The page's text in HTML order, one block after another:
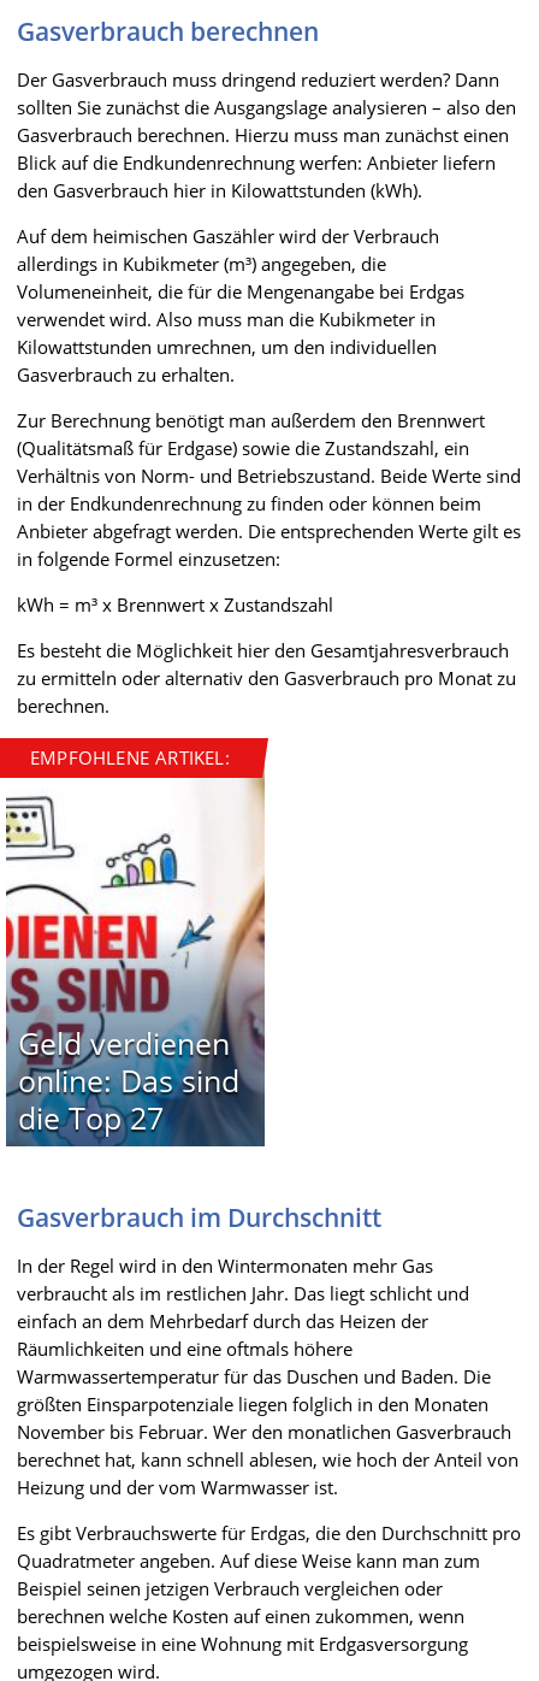
Gasverbrauch berechnen
Der Gasverbrauch muss dringend reduziert werden? Dann
sollten Sie zunächst die Ausgangslage analysieren – also den
Gasverbrauch berechnen. Hierzu muss man zunächst einen
Blick auf die Endkundenrechnung werfen: Anbieter liefern
den Gasverbrauch hier in Kilowattstunden (kWh).
Auf dem heimischen Gaszähler wird der Verbrauch
allerdings in Kubikmeter (m³) angegeben, die
Volumeneinheit, die für die Mengenangabe bei Erdgas
verwendet wird. Also muss man die Kubikmeter in
Kilowattstunden umrechnen, um den individuellen
Gasverbrauch zu erhalten.
Zur Berechnung benötigt man außerdem den Brennwert
(Qualitätsmaß für Erdgase) sowie die Zustandszahl, ein
Verhältnis von Norm- und Betriebszustand. Beide Werte sind
in der Endkundenrechnung zu finden oder können beim
Anbieter abgefragt werden. Die entsprechenden Werte gilt es
in folgende Formel einzusetzen:
kWh = m³ x Brennwert x Zustandszahl
Es besteht die Möglichkeit hier den Gesamtjahresverbrauch
zu ermitteln oder alternativ den Gasverbrauch pro Monat zu
berechnen.
EMPFOHLENE ARTIKEL:
Geld verdienen
online: Das sind
die Top 27
Gasverbrauch im Durchschnitt
In der Regel wird in den Wintermonaten mehr Gas
verbraucht als im restlichen Jahr. Das liegt schlicht und
einfach an dem Mehrbedarf durch das Heizen der
Räumlichkeiten und eine oftmals höhere
Warmwassertemperatur für das Duschen und Baden. Die
größten Einsparpotenziale liegen folglich in den Monaten
November bis Februar. Wer den monatlichen Gasverbrauch
berechnet hat, kann schnell ablesen, wie hoch der Anteil von
Heizung und der vom Warmwasser ist.
Es gibt Verbrauchswerte für Erdgas, die den Durchschnitt pro
Quadratmeter angeben. Auf diese Weise kann man zum
Beispiel seinen jetzigen Verbrauch vergleichen oder
berechnen welche Kosten auf einen zukommen, wenn
beispielsweise in eine Wohnung mit Erdgasversorgung
umgezogen wird.